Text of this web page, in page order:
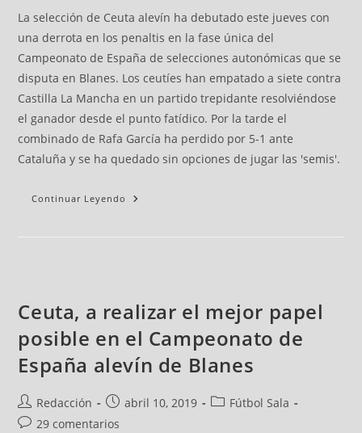
La selección de Ceuta alevín ha debutado este jueves con
una derrota en los penaltis en la fase única del
Campeonato de España de selecciones autonómicas que se
disputa en Blanes. Los ceutíes han empatado a siete contra
Castilla La Mancha en un partido trepidante resolviéndose
el ganador desde el punto fatídico. Por la tarde el
combinado de Rafa García ha perdido por 5-1 ante
Cataluña y se ha quedado sin opciones de jugar las 'semis'.
Continuar Leyendo
Ceuta, a realizar el mejor papel
posible en el Campeonato de
España alevín de Blanes
Redacción abril 10, 2019
Fútbol Sala
29 comentarios